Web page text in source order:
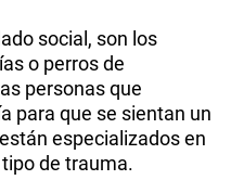
social, son los
o perros de
personas que
para que se sientan un
especializados en
de trauma.